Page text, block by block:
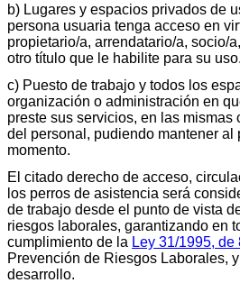
b) Lugares y espacios privados de
persona usuaria tenga acceso en
propietario/a, arrendatario/a, socio/
otro título que le habilite para su uso.
c) Puesto de trabajo y todos los
organización o administración en
preste sus servicios, en las mismas
del personal, pudiendo mantener al
momento.
El citado derecho de acceso,
los perros de asistencia será
de trabajo desde el punto de vista
riesgos laborales, garantizando en
cumplimiento de la Ley 31/1995,
Prevención de Riesgos Laborales,
desarrollo.